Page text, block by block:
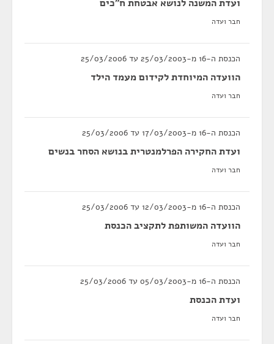
ועדת המשנה לנושא אבטחת ח"כים
חבר ועדה
הכנסת ה-16 מ-25/03/2003 עד 25/03/2006
הוועדה המיוחדת לקידום מעמד הילד
חבר ועדה
הכנסת ה-16 מ-17/03/2003 עד 25/03/2006
ועדת החקירה הפרלמנטרית בנושא הסחר בנשים
חבר ועדה
הכנסת ה-16 מ-12/03/2003 עד 25/03/2006
הוועדה המשותפת לתקציב הכנסת
חבר ועדה
הכנסת ה-16 מ-05/03/2003 עד 25/03/2006
ועדת הכנסת
חבר ועדה